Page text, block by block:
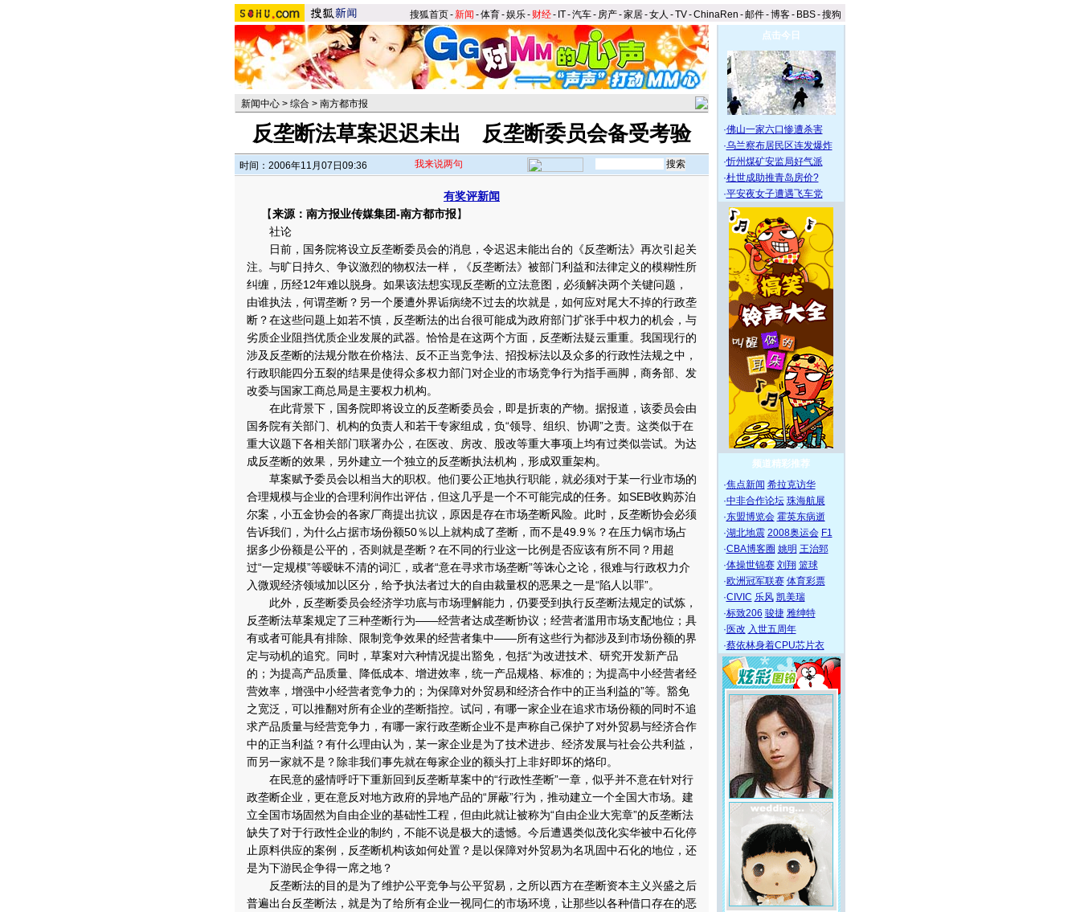
搜狐首页-新闻 -体育-娱乐- 财经- IT-汽车- 房产-家居-女人 -TV-ChinaRen -邮件-博客- BBS-搜狗
新闻中心 > 综合 > 南方都市报
反垄断法草案迟迟未出 反垄断委员会备受考验
时间：2006年11月07日09:36 我来说两句
有奖评新闻
【来源：南方报业传媒集团-南方都市报】
社论
日前，国务院将设立反垄断委员会的消息，令迟迟未能出台的《反垄断法》再次引起关
注。与旷日持久、争议激烈的物权法一样，《反垄断法》被部门利益和法律定义的模糊性所
纠缠，历经12年难以脱身。如果该法想实现反垄断的立法意图，必须解决两个关键问题，
由谁执法，何谓垄断？另一个屡遭外界诟病绕不过去的坎就是，如何应对尾大不掉的行政垄
断？在这些问题上如若不慎，反垄断法的出台很可能成为政府部门扩张手中权力的机会，与
劣质企业阻挡优质企业发展的武器。恰恰是在这两个方面，反垄断法疑云重重。我国现行的
涉及反垄断的法规分散在价格法、反不正当竞争法、招投标法以及众多的行政性法规之中，
行政职能四分五裂的结果是使得众多权力部门对企业的市场竞争行为指手画脚，商务部、发
改委与国家工商总局是主要权力机构。
在此背景下，国务院即将设立的反垄断委员会，即是折衷的产物。据报道，该委员会由
国务院有关部门、机构的负责人和若干专家组成，负“领导、组织、协调”之责。这类似于在
重大议题下各相关部门联署办公，在医改、房改、股改等重大事项上均有过类似尝试。为达
成反垄断的效果，另外建立一个独立的反垄断执法机构，形成双重架构。
草案赋予委员会以相当大的职权。他们要公正地执行职能，就必须对于某一行业市场的
合理规模与企业的合理利润作出评估，但这几乎是一个不可能完成的任务。如SEB收购苏泊
尔案，小五金协会的各家厂商提出抗议，原因是存在市场垄断风险。此时，反垄断协会必须
告诉我们，为什么占据市场份额50％以上就构成了垄断，而不是49.9％？在压力锅市场占
据多少份额是公平的，否则就是垄断？在不同的行业这一比例是否应该有所不同？用超
过“一定规模”等暧昧不清的词汇，或者“意在寻求市场垄断”等诛心之论，很难与行政权力介
入微观经济领域加以区分，给予执法者过大的自由裁量权的恶果之一是“陷人以罪”。
此外，反垄断委员会经济学功底与市场理解能力，仍要受到执行反垄断法规定的试炼，
反垄断法草案规定了三种垄断行为——经营者达成垄断协议；经营者滥用市场支配地位；具
有或者可能具有排除、限制竞争效果的经营者集中——所有这些行为都涉及到市场份额的界
定与动机的追究。同时，草案对六种情况提出豁免，包括“为改进技术、研究开发新产品
的；为提高产品质量、降低成本、增进效率，统一产品规格、标准的；为提高中小经营者经
营效率，增强中小经营者竞争力的；为保障对外贸易和经济合作中的正当利益的”等。豁免
之宽泛，可以推翻对所有企业的垄断指控。试问，有哪一家企业在追求市场份额的同时不追
求产品质量与经营竞争力，有哪一家行政垄断企业不是声称自己保护了对外贸易与经济合作
中的正当利益？有什么理由认为，某一家企业是为了技术进步、经济发展与社会公共利益，
而另一家就不是？除非我们事先就在每家企业的额头打上非好即坏的烙印。
在民意的盛情呼吁下重新回到反垄断草案中的“行政性垄断”一章，似乎并不意在针对行
政垄断企业，更在意反对地方政府的异地产品的“屏蔽”行为，推动建立一个全国大市场。建
立全国市场固然为自由企业的基础性工程，但由此就让被称为“自由企业大宪章”的反垄断法
缺失了对于行政性企业的制约，不能不说是极大的遗憾。今后遭遇类似茂化实华被中石化停
止原料供应的案例，反垄断机构该如何处置？是以保障对外贸易为名巩固中石化的地位，还
是为下游民企争得一席之地？
反垄断法的目的是为了维护公平竞争与公平贸易，之所以西方在垄断资本主义兴盛之后
普遍出台反垄断法，就是为了给所有企业一视同仁的市场环境，让那些以各种借口存在的恶
点击今日
·佛山一家六口惨遭杀害
·乌兰察布居民区连发爆炸
·忻州煤矿安监局好气派
·杜世成助推青岛房价?
·平安夜女子遭遇飞车党
频道精彩推荐
·焦点新闻 希拉克访华
·中非合作论坛 珠海航展
·东盟博览会 霍英东病逝
·湖北地震 2008奥运会 F1
·CBA博客圈 姚明 王治郅
·体操世锦赛 刘翔 篮球
·欧洲冠军联赛 体育彩票
·CIVIC 乐风 凯美瑞
·标致206 骏捷 雅绅特
· 医改 入世五周年
·蔡依林身着CPU芯片衣